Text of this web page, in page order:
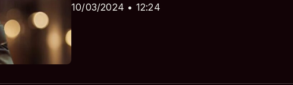
10/03/2024 • 12:24